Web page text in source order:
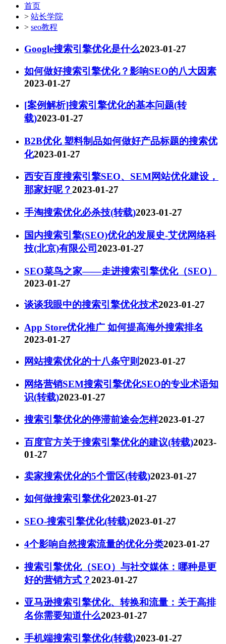
首页
> 站长学院
> seo教程
Google搜索引擎优化是什么2023-01-27
如何做好搜索引擎优化？影响SEO的八大因素
2023-01-27
[案例解析]搜索引擎优化的基本问题(转
载)2023-01-27
B2B优化 塑料制品如何做好产品标题的搜索优
化2023-01-27
西安百度搜索引擎SEO、SEM网站优化建设，
那家好呢？2023-01-27
手淘搜索优化必杀技(转载)2023-01-27
国内搜索引擎(SEO)优化的发展史-艾优网络科
技(北京)有限公司2023-01-27
SEO菜鸟之家——走进搜索引擎优化（SEO）
2023-01-27
谈谈我眼中的搜索引擎优化技术2023-01-27
App Store优化推广 如何提高海外搜索排名
2023-01-27
网站搜索优化的十八条守则2023-01-27
网络营销SEM搜索引擎优化SEO的专业术语知
识(转载)2023-01-27
搜索引擎优化的停滞前途会怎样2023-01-27
百度官方关于搜索引擎优化的建议(转载)2023-
01-27
卖家搜索优化的5个雷区(转载)2023-01-27
如何做搜索引擎优化2023-01-27
SEO-搜索引擎优化(转载)2023-01-27
4个影响自然搜索流量的优化分类2023-01-27
搜索引擎优化（SEO）与社交媒体：哪种是更
好的营销方式？2023-01-27
亚马逊搜索引擎优化、转换和流量：关于高排
名你需要知道什么2023-01-27
手机端搜索引擎优化(转载)2023-01-27